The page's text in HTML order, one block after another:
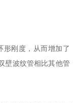
形刚度，从而增加了
壁波纹管相比其他管